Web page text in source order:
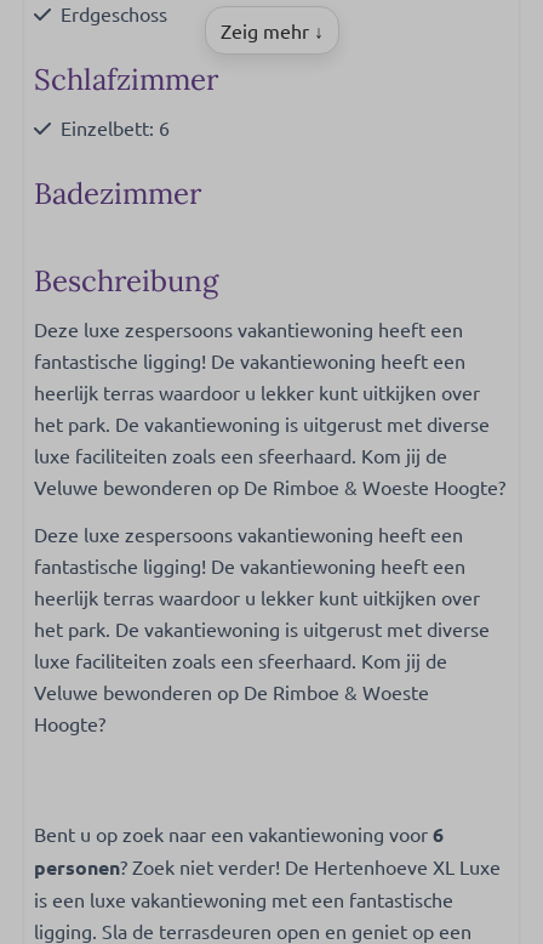
Erdgeschoss
Schlafzimmer
Einzelbett: 6
Badezimmer
Kaffeemaschine mit Pads
Pfannen
Besteck
Esstisch
Schilder
Gläser zum Trinken
Extraktor
Küchengeräte
Toaster
Kühlschrank: Mit Gefrierfach
Mikrowelle: Kombi-Mikrowelle
Atmosphäre Kamin
Außenbereich
Zeig mehr ↓
Beschreibung
Deze luxe zespersoons vakantiewoning heeft een
fantastische ligging! De vakantiewoning heeft een
heerlijk terras waardoor u lekker kunt uitkijken over
het park. De vakantiewoning is uitgerust met diverse
luxe faciliteiten zoals een sfeerhaard. Kom jij de
Veluwe bewonderen op De Rimboe & Woeste Hoogte?
Deze luxe zespersoons vakantiewoning heeft een
fantastische ligging! De vakantiewoning heeft een
heerlijk terras waardoor u lekker kunt uitkijken over
het park. De vakantiewoning is uitgerust met diverse
luxe faciliteiten zoals een sfeerhaard. Kom jij de
Veluwe bewonderen op De Rimboe & Woeste
Hoogte?
Bent u op zoek naar een vakantiewoning voor 6
personen? Zoek niet verder! De Hertenhoeve XL Luxe
is een luxe vakantiewoning met een fantastische
ligging. Sla de terrasdeuren open en geniet op een